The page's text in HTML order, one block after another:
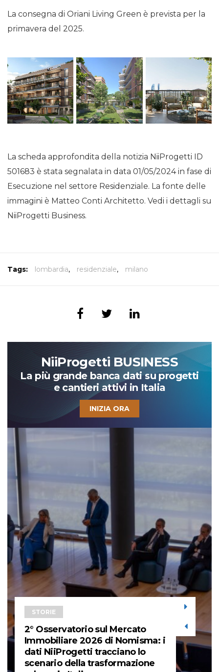
La consegna di Oriani Living Green è prevista per la
primavera del 2025.
La scheda approfondita della notizia NiiProgetti ID
501683 è stata segnalata in data 01/05/2024 in fase di
Esecuzione nel settore Residenziale. La fonte delle
immagini è Matteo Conti Architetto. Vedi i dettagli su
NiiProgetti Business.
Tags: lombardia, residenziale, milano
NiiProgetti BUSINESS
La più grande banca dati su progetti
e cantieri attivi in Italia
INIZIA ORA
STORIE
2° Osservatorio sul Mercato
Immobiliare 2026 di Nomisma: i
dati NiiProgetti tracciano lo
scenario della trasformazione